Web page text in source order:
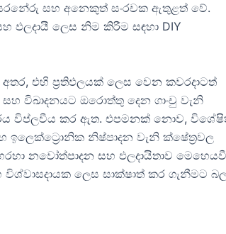
සහ අනෙකුත් සංරචක ඇතුළත් වේ.
ලෙස නිම කිරීම සඳහා DIY
එහි ප්‍රතිඵලයක් ලෙස වෙන කවරදාටත්
විඛාදනයට ඔරොත්තු දෙන ගාංචු වැනි
විප්ලවීය කර ඇත. එපමනක් නොව,
ඉලෙක්ට්‍රොනික නිෂ්පාදන වැනි ක්ෂේත්‍රවල
නවෝත්පාදන සහ ඵලදායිතාව
ලෙස සාක්ෂාත් කර ගැනීමට බල